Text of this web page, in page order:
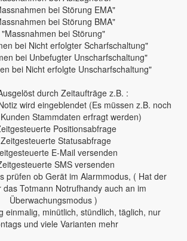
bei Störung EMA"
bei Störung BMA"
"Massnahmen bei Störung"
bei Nicht erfolgter Scharfschaltung"
bei Unbefugter Unscharfschaltung"
bei Nicht erfolgte Unscharfschaltung"
durch Zeitaufträge z.B. :
wird eingeblendet (Es müssen z.B. noch
Stammdaten erfragt werden)
Positionsabfrage
Statusabfrage
E-Mail versenden
SMS versenden
prüfen ob Gerät im Alarmmodus, ( Hat der
das Totmann Notrufhandy auch an im
Überwachungsmodus )
einmalig, minütlich, stündlich, täglich, nur
und viele Varianten mehr